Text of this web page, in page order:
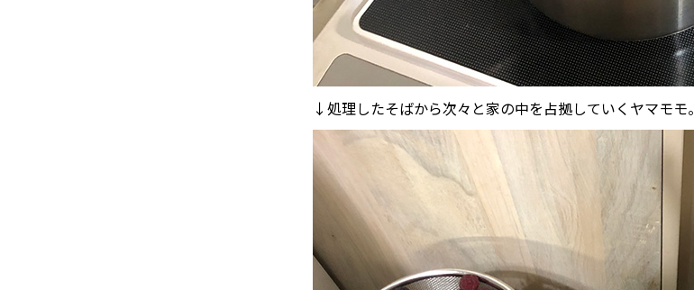
↓処理したそばから次々と家の中を占拠していくヤマモモ。